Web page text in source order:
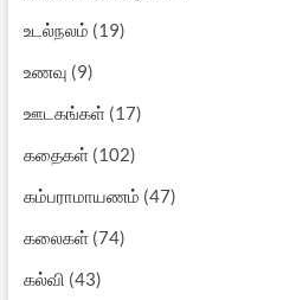
உடல்நலம் (19)
உணவு (9)
ஊடகங்கள்(17)
கதைகள்(102)
கம்பராமாயணம் (47)
கலைகள்(74)
கல்வி (43)